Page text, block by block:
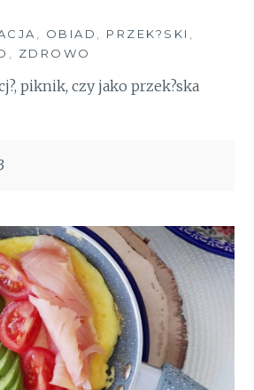
OBIAD PRZEK?SKI
ZDROWO
piknik, czy jako przek?ska